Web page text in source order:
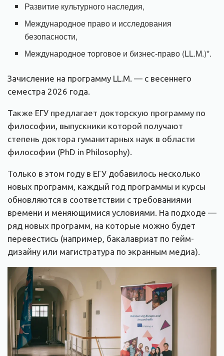
Развитие культурного наследия,
Международное право и исследования
безопасности,
Международное торговое и бизнес-право (LL.M.)*.
Зачисление на программу LL.M. — с весеннего
семестра 2026 года.
Также ЕГУ предлагает докторскую программу по
философии, выпускники которой получают
степень доктора гуманитарных наук в области
философии (PhD in Philosophy).
Только в этом году в ЕГУ добавилось несколько
новых программ, каждый год программы и курсы
обновляются в соответствии с требованиями
времени и меняющимися условиями. На подходе —
ряд новых программ, на которые можно будет
перевестись (например, бакалавриат по гейм-
дизайну или магистратура по экранным медиа).